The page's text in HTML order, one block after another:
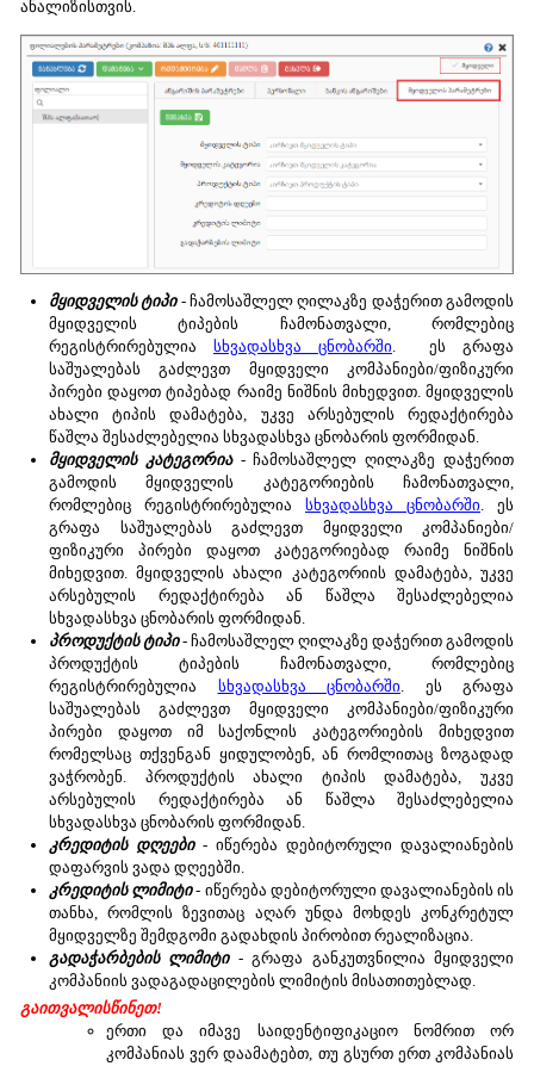
ანალიზისთვის.
მყიდველის ტიპი- ჩამოსაშლელ ღილაკზე დაჭერით გამოდის
მყიდველის ტიპების ჩამონათვალი, რომლებიც
რეგისტრირებულია სხვადასხვა ცნობარში. ეს გრაფა
საშუალებას გაძლევთ მყიდველი კომპანიები/ფიზიკური
პირები დაყოთ ტიპებად რაიმე ნიშნის მიხედვით. მყიდველის
ახალი ტიპის დამატება, უკვე არსებულის რედაქტირება
წაშლა შესაძლებელია სხვადასხვა ცნობარის ფორმიდან.
მყიდველის კატეგორია- ჩამოსაშლელ ღილაკზე დაჭერით
გამოდის მყიდველის კატეგორიების ჩამონათვალი,
რომლებიც რეგისტრირებულია სხვადასხვა ცნობარში. ეს
გრაფა საშუალებას გაძლევთ მყიდველი კომპანიები/
ფიზიკური პირები დაყოთ კატეგორიებად რაიმე ნიშნის
მიხედვით. მყიდველის ახალი კატეგორიის დამატება, უკვე
არსებულის რედაქტირება ან წაშლა შესაძლებელია
სხვადასხვა ცნობარის ფორმიდან.
პროდუქტის ტიპი- ჩამოსაშლელ ღილაკზე დაჭერით გამოდის
პროდუქტის ტიპების ჩამონათვალი, რომლებიც
რეგისტრირებულია სხვადასხვა ცნობარში. ეს გრაფა
საშუალებას გაძლევთ მყიდველი კომპანიები/ფიზიკური
პირები დაყოთ იმ საქონლის კატეგორიების მიხედვით
რომელსაც თქვენგან ყიდულობენ, ან რომლითაც ზოგადად
ვაჭრობენ. პროდუქტის ახალი ტიპის დამატება, უკვე
არსებულის რედაქტირება ან წაშლა შესაძლებელია
სხვადასხვა ცნობარის ფორმიდან.
კრედიტის დღეები- იწერება დებიტორული დავალიანების
დაფარვის ვადა დღეებში.
კრედიტის ლიმიტი- იწერება დებიტორული დავალიანების ის
თანხა, რომლის ზევითაც აღარ უნდა მოხდეს კონკრეტულ
მყიდველზე შემდგომი გადახდის პირობით რეალიზაცია.
გადაჭარბების ლიმიტი- გრაფა განკუთვნილია მყიდველი
კომპანიის ვადაგადაცილების ლიმიტის მისათითებლად.
გაითვალისწინეთ!
ერთი და იმავე საიდენტიფიკაციო ნომრით ორ
კომპანიას ვერ დაამატებთ, თუ გსურთ ერთ კომპანიას